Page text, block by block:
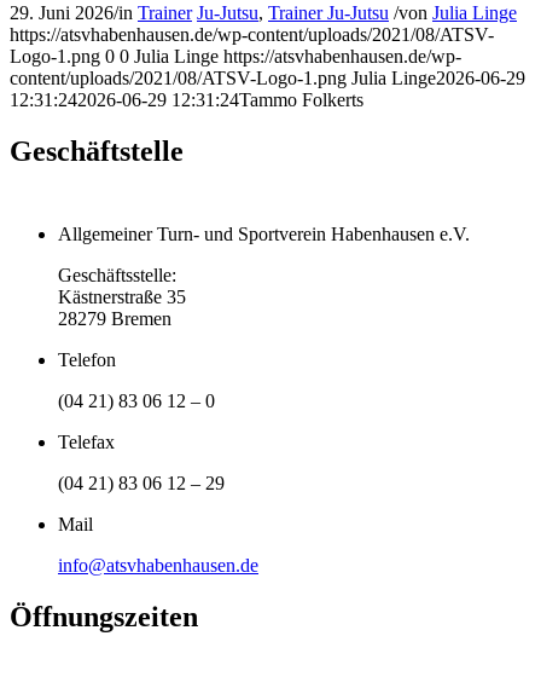
29. Juni 2026/in Trainer Ju-Jutsu, Trainer Ju-Jutsu /von Julia Linge
https://atsvhabenhausen.de/wp-content/uploads/2021/08/ATSV-
Logo-1.png 0 0 Julia Linge https://atsvhabenhausen.de/wp-
content/uploads/2021/08/ATSV-Logo-1.png Julia Linge2026-06-29
12:31:242026-06-29 12:31:24Tammo Folkerts
Geschäftstelle
Allgemeiner Turn- und Sportverein Habenhausen e.V.
Geschäftsstelle:
Kästnerstraße 35
28279 Bremen
Telefon
(04 21) 83 06 12 – 0
Telefax
(04 21) 83 06 12 – 29
Mail
info@atsvhabenhausen.de
Öffnungszeiten